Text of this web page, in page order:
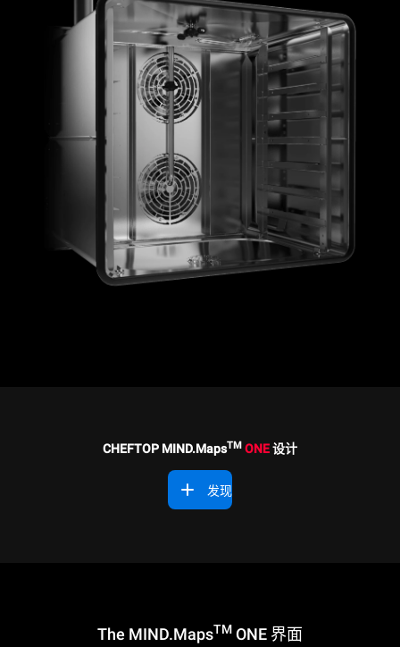
CHEFTOP MIND.MapsTM ONE设计
发现
The MIND.MapsTM ONE 界面